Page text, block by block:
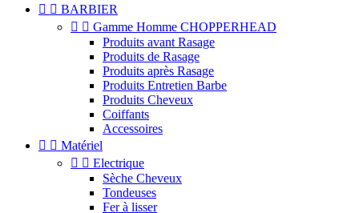
  BARBIER
  Gamme Homme CHOPPERHEAD
Produits avant Rasage
Produits de Rasage
Produits après Rasage
Produits Entretien Barbe
Produits Cheveux
Coiffants
Accessoires
  Matériel
  Electrique
Sèche Cheveux
Tondeuses
Fer à lisser